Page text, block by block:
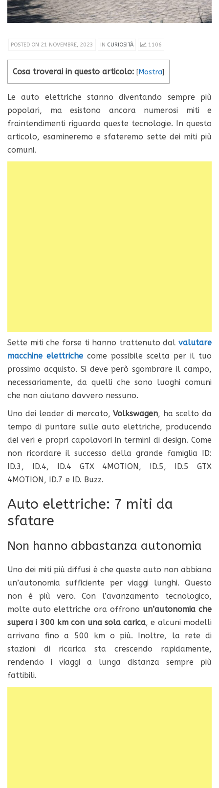
POSTED ON 21 NOVEMBRE, 2023 IN CURIOSITÀ 1106
Cosa troverai in questo articolo: [Mostra]
Le auto elettriche stanno diventando sempre più
popolari, ma esistono ancora numerosi miti e
fraintendimenti riguardo queste tecnologie. In questo
articolo, esamineremo e sfateremo sette dei miti più
comuni.
Sette miti che forse ti hanno trattenuto dal valutare
macchine elettriche come possibile scelta per il tuo
prossimo acquisto. Si deve però sgombrare il campo,
necessariamente, da quelli che sono luoghi comuni
che non aiutano davvero nessuno.
Uno dei leader di mercato,Volkswagen, ha scelto da
tempo di puntare sulle auto elettriche, producendo
dei veri e propri capolavori in termini di design. Come
non ricordare il successo della grande famiglia ID:
ID.3, ID.4, ID.4 GTX 4MOTION, ID.5, ID.5 GTX
4MOTION, ID.7 e ID. Buzz.
Auto elettriche: 7 miti da
sfatare
Non hanno abbastanza autonomia
Uno dei miti più diffusi è che queste auto non abbiano
un’autonomia sufficiente per viaggi lunghi. Questo
non è più vero. Con l’avanzamento tecnologico,
molte auto elettriche ora offrono un’autonomia che
supera i 300 km con una sola carica, e alcuni modelli
arrivano fino a 500 km o più. Inoltre, la rete di
stazioni di ricarica sta crescendo rapidamente,
rendendo i viaggi a lunga distanza sempre più
fattibili.